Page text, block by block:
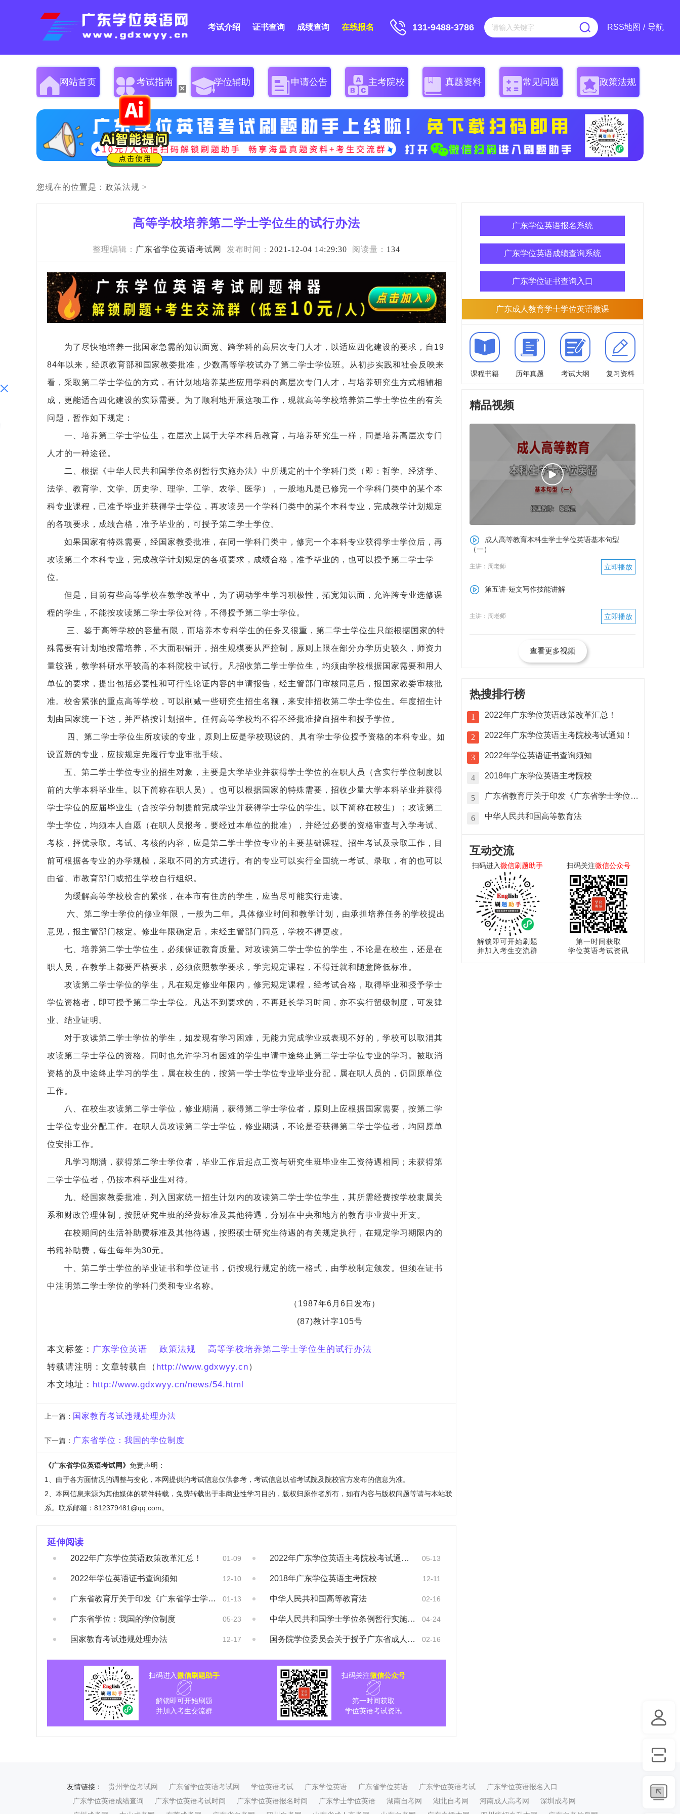
考试介绍 证书查询 成绩查询 在线报名 131-9488-3786 RSS地图 / 导航
网站首页 考试指南 学位辅助 申请公告 主考院校 真题资料 常见问题 政策法规
您现在的位置是： 政策法规 >
高等学校培养第二学士学位生的试行办法
整理编辑： 广东省学位英语考试网 发布时间： 2021-12-04 14:29:30 阅读量： 134
为了尽快地培养一批国家急需的知识面宽、跨学科的高层次专门人才，以适应四化建设的要求，自19
84年以来，经原教育部和国家教委批准，少数高等学校试办了第二学士学位班。从初步实践和社会反映来
看，采取第二学士学位的方式，有计划地培养某些应用学科的高层次专门人才，与培养研究生方式相辅相
成，更能适合四化建设的实际需要。为了顺利地开展这项工作，现就高等学校培养第二学士学位生的有关
问题，暂作如下规定：
一、培养第二学士学位生，在层次上属于大学本科后教育，与培养研究生一样，同是培养高层次专门
人才的一种途径。
二、根据《中华人民共和国学位条例暂行实施办法》中所规定的十个学科门类（即：哲学、经济学、
法学、教育学、文学、历史学、理学、工学、农学、医学），一般地凡是已修完一个学科门类中的某个本
科专业课程，已准予毕业并获得学士学位，再攻读另一个学科门类中的某个本科专业，完成教学计划规定
的各项要求，成绩合格，准予毕业的，可授予第二学士学位。
如果国家有特殊需要，经国家教委批准，在同一学科门类中，修完一个本科专业获得学士学位后，再
攻读第二个本科专业，完成教学计划规定的各项要求，成绩合格，准予毕业的，也可以授予第二学士学
位。
但是，目前有些高等学校在教学改革中，为了调动学生学习积极性，拓宽知识面，允许跨专业选修课
程的学生，不能按攻读第二学士学位对待，不得授予第二学士学位。
三、鉴于高等学校的容量有限，而培养本专科学生的任务又很重，第二学士学位生只能根据国家的特
殊需要有计划地按需培养，不大面积铺开，招生规模要从严控制，原则上限在部分办学历史较久，师资力
量较强，教学科研水平较高的本科院校中试行。凡招收第二学士学位生，均须由学校根据国家需要和用人
单位的要求，提出包括必要性和可行性论证内容的申请报告，经主管部门审核同意后，报国家教委审核批
准。校舍紧张的重点高等学校，可以削减一些研究生招生名额，来安排招收第二学士学位生。年度招生计
划由国家统一下达，并严格按计划招生。任何高等学校均不得不经批准擅自招生和授予学位。
四、第二学士学位生所攻读的专业，原则上应是学校现设的、具有学士学位授予资格的本科专业。如
设置新的专业，应按规定先履行专业审批手续。
五、第二学士学位专业的招生对象，主要是大学毕业并获得学士学位的在职人员（含实行学位制度以
前的大学本科毕业生。以下简称在职人员）。也可以根据国家的特殊需要，招收少量大学本科毕业并获得
学士学位的应届毕业生（含按学分制提前完成学业并获得学士学位的学生。以下简称在校生）；攻读第二
学士学位，均须本人自愿（在职人员报考，要经过本单位的批准），并经过必要的资格审查与入学考试、
考核，择优录取。考试、考核的内容，应是第二学士学位专业的主要基础课程。招生考试及录取工作，目
前可根据各专业的办学规模，采取不同的方式进行。有的专业可以实行全国统一考试、录取，有的也可以
由省、市教育部门或招生学校自行组织。
为缓解高等学校校舍的紧张，在本市有住房的学生，应当尽可能实行走读。
六、第二学士学位的修业年限，一般为二年。具体修业时间和教学计划，由承担培养任务的学校提出
意见，报主管部门核定。修业年限确定后，未经主管部门同意，学校不得更改。
七、培养第二学士学位生，必须保证教育质量。对攻读第二学士学位的学生，不论是在校生，还是在
职人员，在教学上都要严格要求，必须依照教学要求，学完规定课程，不得迁就和随意降低标准。
攻读第二学士学位的学生，凡在规定修业年限内，修完规定课程，经考试合格，取得毕业和授予学士
学位资格者，即可授予第二学士学位。凡达不到要求的，不再延长学习时间，亦不实行留级制度，可发肄
业、结业证明。
对于攻读第二学士学位的学生，如发现有学习困难，无能力完成学业或表现不好的，学校可以取消其
攻读第二学士学位的资格。同时也允许学习有困难的学生申请中途终止第二学士学位专业的学习。被取消
资格的及中途终止学习的学生，属在校生的，按第一学士学位专业毕业分配，属在职人员的，仍回原单位
工作。
八、在校生攻读第二学士学位，修业期满，获得第二学士学位者，原则上应根据国家需要，按第二学
士学位专业分配工作。在职人员攻读第二学士学位，修业期满，不论是否获得第二学士学位者，均回原单
位安排工作。
凡学习期满，获得第二学士学位者，毕业工作后起点工资与研究生班毕业生工资待遇相同；未获得第
二学士学位者，仍按本科毕业生对待。
九、经国家教委批准，列入国家统一招生计划内的攻读第二学士学位学生，其所需经费按学校隶属关
系和财政管理体制，按照研究生班的经费标准及其他待遇，分别在中央和地方的教育事业费中开支。
在校期间的生活补助费标准及其他待遇，按照硕士研究生待遇的有关规定执行，在规定学习期限内的
书籍补助费，每生每年为30元。
十、第二学士学位的毕业证书和学位证书，仍按现行规定的统一格式，由学校制定颁发。但须在证书
中注明第二学士学位的学科门类和专业名称。
（1987年6月6日发布）
(87)教计字105号
本文标签： 广东学位英语 政策法规
高等学校培养第二学士学位生的试行办法
转载请注明：文章转载自（ http://www.gdxwyy.cn）
本文地址： http://www.gdxwyy.cn/news/54.html
上一篇： 国家教育考试违规处理办法
下一篇： 广东省学位：我国的学位制度
《广东省学位英语考试网》 免责声明：
1、由于各方面情况的调整与变化，本网提供的考试信息仅供参考，考试信息以省考试院及院校官方发布的信息为准。
2、本网信息来源为其他媒体的稿件转载，免费转载出于非商业性学习目的，版权归原作者所有，如有内容与版权问题等请与本站联
系。联系邮箱：812379481@qq.com。
延伸阅读
2022年广东学位英语政策改革汇总！ 01-09 2022年广东学位英语主考院校考试通知！ 05-13
2022年学位英语证书查询须知 12-10 2018年广东学位英语主考院校 12-11
广东省教育厅关于印发《广东省学士学位授权与... 01-13 中华人民共和国高等教育法 02-16
广东省学位：我国的学位制度 05-23 中华人民共和国学士学位条例暂行实施办法 04-24
国家教育考试违规处理办法 12-17 国务院学位委员会关于授予广东省成人高等教育... 02-16
扫码进入微信刷题助手
解锁即可开始刷题
并加入考生交流群
扫码关注微信公众号
第一时间获取
学位英语考试资讯
广东学位英语报名系统
广东学位英语成绩查询系统
广东学位证书查询入口
广东成人教育学士学位英语微课
课程书籍 历年真题 考试大纲 复习资料
精品视频
成人高等教育本科生学士学位英语基本句型
（一）
主讲：周老师 立即播放
第五讲-短文写作技能讲解
主讲：周老师 立即播放
查看更多视频
热搜排行榜
1 2022年广东学位英语政策改革汇总！
2 2022年广东学位英语主考院校考试通知！
3 2022年学位英语证书查询须知
4 2018年广东学位英语主考院校
5 广东省教育厅关于印发《广东省学士学位授权...
6 中华人民共和国高等教育法
互动交流
扫码进入微信刷题助手
解锁即可开始刷题
并加入考生交流群
扫码关注微信公众号
第一时间获取
学位英语考试资讯
友情链接： 贵州学位考试网 广东省学位英语考试网 学位英语考试 广东学位英语 广东省学位英语 广东学位英语考试
广东学位英语报名入口
广东学位英语成绩查询
广东学位英语考试时间 广东学位英语报名时间 广东学士学位英语 湖南自考网 湖北自考网 河南成人高考网
深圳成考网